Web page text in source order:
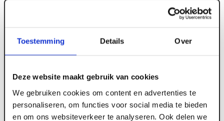
Toestemming Details Over
Deze website maakt gebruik van cookies
We gebruiken cookies om content en advertenties te
personaliseren, om functies voor social media te bieden
en om ons websiteverkeer te analyseren. Ook delen we